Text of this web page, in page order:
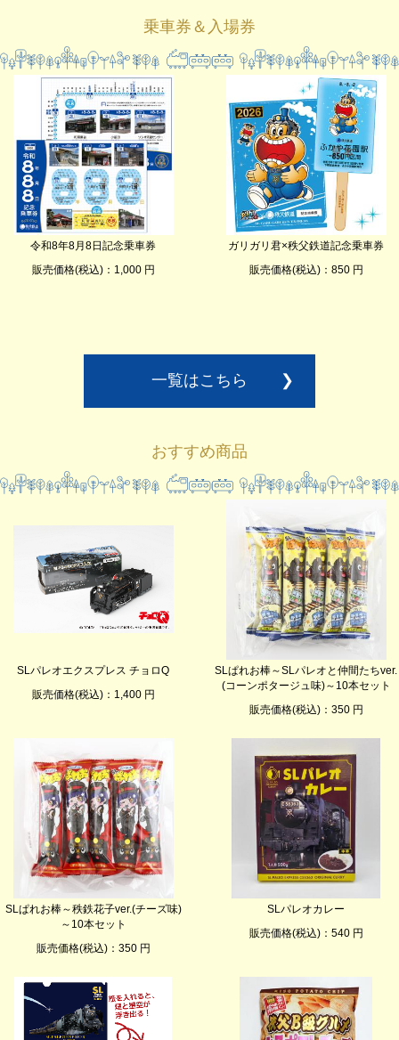
乗車券＆入場券
令和8年8月8日記念乗車券
販売価格(税込)：1,000 円
ガリガリ君×秩父鉄道記念乗車券
販売価格(税込)：850 円
一覧はこちら ❯
おすすめ商品
SLパレオエクスプレス チョロQ
販売価格(税込)：1,400 円
SLぱれお棒～SLパレオと仲間たちver.
(コーンポタージュ味)～10本セット
販売価格(税込)：350 円
SLぱれお棒～秩鉄花子ver.(チーズ味)
～10本セット
販売価格(税込)：350 円
SLパレオカレー
販売価格(税込)：540 円